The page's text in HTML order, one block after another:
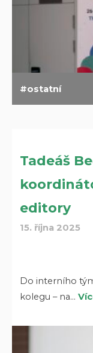
ostatní
Tadeáš
editory
15. října 2025
Do interního
kolegu – na…